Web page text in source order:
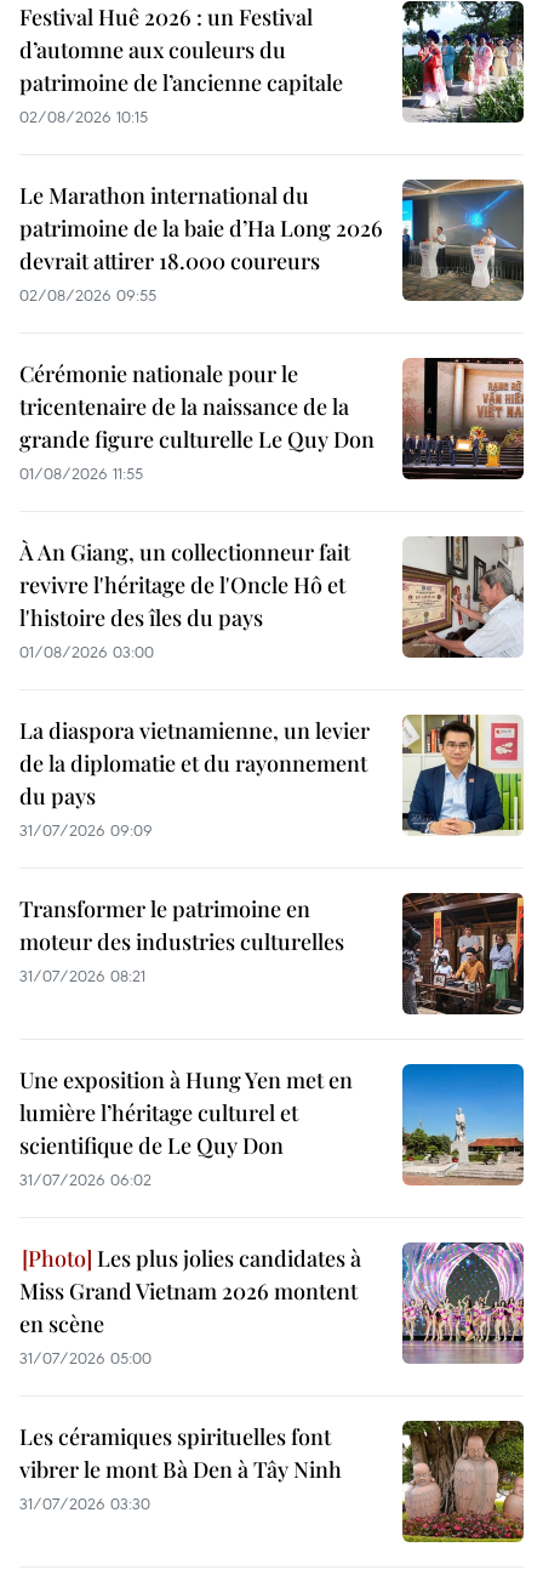
Festival Huê 2026 : un Festival
d’automne aux couleurs du
patrimoine de l’ancienne capitale
02/08/2026 10:15
Le Marathon international du
patrimoine de la baie d’Ha Long 2026
devrait attirer 18.000 coureurs
02/08/2026 09:55
Cérémonie nationale pour le
tricentenaire de la naissance de la
grande figure culturelle Le Quy Don
01/08/2026 11:55
À An Giang, un collectionneur fait
revivre l'héritage de l'Oncle Hô et
l'histoire des îles du pays
01/08/2026 03:00
La diaspora vietnamienne, un levier
de la diplomatie et du rayonnement
du pays
31/07/2026 09:09
Transformer le patrimoine en
moteur des industries culturelles
31/07/2026 08:21
Une exposition à Hung Yen met en
lumière l’héritage culturel et
scientifique de Le Quy Don
31/07/2026 06:02
Les plus jolies candidates à
Miss Grand Vietnam 2026 montent
en scène
31/07/2026 05:00
Les céramiques spirituelles font
vibrer le mont Bà Den à Tây Ninh
31/07/2026 03:30